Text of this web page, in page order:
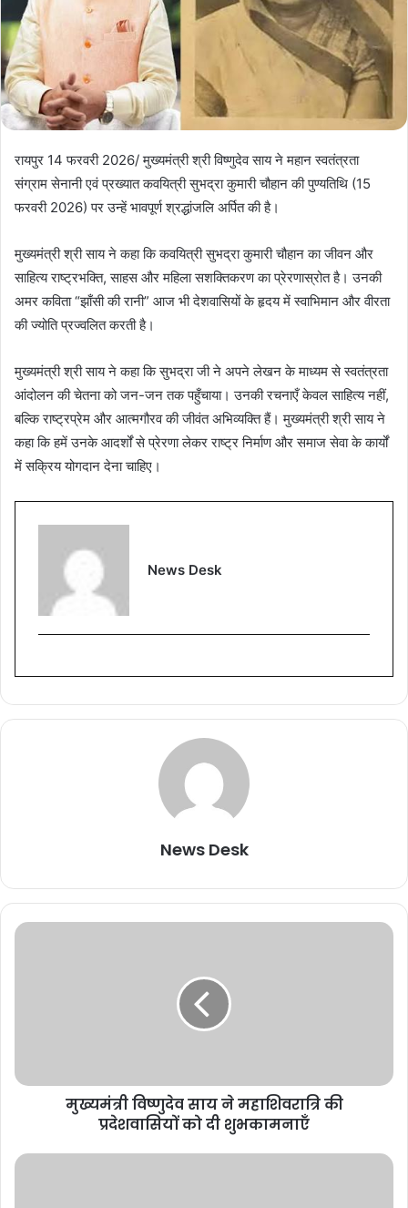
रायपुर 14 फरवरी 2026/ मुख्यमंत्री श्री विष्णुदेव साय ने महान स्वतंत्रता
संग्राम सेनानी एवं प्रख्यात कवयित्री सुभद्रा कुमारी चौहान की पुण्यतिथि (15
फरवरी 2026) पर उन्हें भावपूर्ण श्रद्धांजलि अर्पित की है।
मुख्यमंत्री श्री साय ने कहा कि कवयित्री सुभद्रा कुमारी चौहान का जीवन और
साहित्य राष्ट्रभक्ति, साहस और महिला सशक्तिकरण का प्रेरणास्रोत है। उनकी
अमर कविता “झाँसी की रानी” आज भी देशवासियों के हृदय में स्वाभिमान और वीरता
की ज्योति प्रज्वलित करती है।
मुख्यमंत्री श्री साय ने कहा कि सुभद्रा जी ने अपने लेखन के माध्यम से स्वतंत्रता
आंदोलन की चेतना को जन-जन तक पहुँचाया। उनकी रचनाएँ केवल साहित्य नहीं,
बल्कि राष्ट्रप्रेम और आत्मगौरव की जीवंत अभिव्यक्ति हैं। मुख्यमंत्री श्री साय ने
कहा कि हमें उनके आदर्शों से प्रेरणा लेकर राष्ट्र निर्माण और समाज सेवा के कार्यों
में सक्रिय योगदान देना चाहिए।
News Desk
News Desk
मुख्यमंत्री विष्णुदेव साय ने महाशिवरात्रि की
प्रदेशवासियों को दी शुभकामनाएँ